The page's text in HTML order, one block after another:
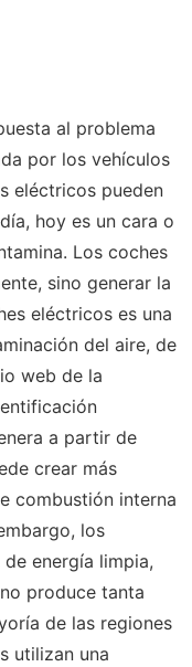
al problema
por los vehículos
eléctricos pueden
hoy es un cara o
Los coches
sino generar la
eléctricos es una
del aire, de
web de la
a partir de
crear más
combustión interna
los
energía limpia,
produce tanta
de las regiones
utilizan una